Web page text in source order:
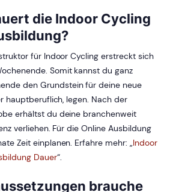
die Indoor Cycling
für Indoor Cycling erstreckt sich
Somit kannst du ganz
den Grundstein für deine neue
hauptberuflich, legen. Nach der
erhältst du deine branchenweit
verliehen. Für die Online Ausbildung
Zeit einplanen. Erfahre mehr: „Indoor
Dauer“.
brauche